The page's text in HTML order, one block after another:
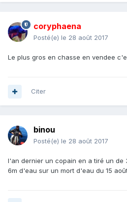
coryphaena
Posté(e) le 28 août 2017
Le plus gros en chasse en vendee
Citer
binou
Posté(e) le 28 août 2017
l'an dernier un copain en a tiré un de
6m d'eau sur un mort d'eau du 15